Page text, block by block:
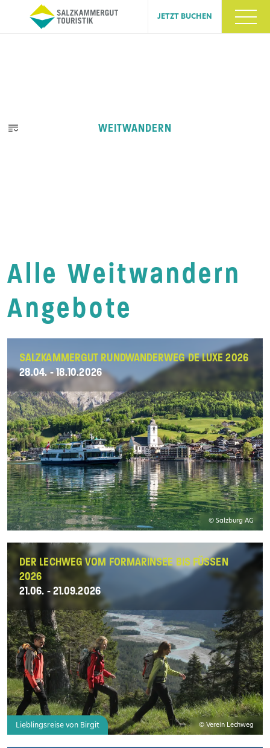
JETZT BUCHEN
WEITWANDERN
Alle Weitwandern
Angebote
SALZKAMMERGUT RUNDWANDERWEG DE LUXE 2026
28.04. - 18.10.2026
© Salzburg AG
DER LECHWEG VOM FORMARINSEE BIS FÜSSEN
2026
21.06. - 21.09.2026
© Verein Lechweg
Lieblingsreise von Birgit